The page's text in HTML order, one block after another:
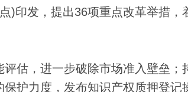
)印发，提出36项重点改革举措，
，进一步破除市场准入壁垒；
护力度，发布知识产权质押登记